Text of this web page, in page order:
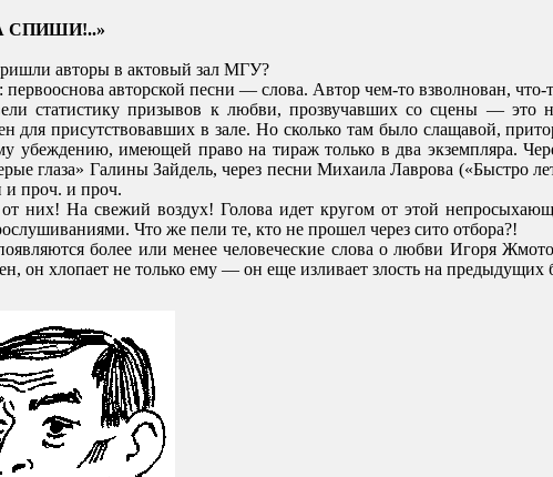
СПИШИ!..»
авторы в актовый зал МГУ?
авторской песни — слова. Автор чем-то взволнован, что-
статистику призывов к любви, прозвучавших со сцены — это
для присутствовавших в зале. Но сколько там было слащавой,
убеждению, имеющей право на тираж только в два экземпляра.
глаза» Галины Зайдель, через песни Михаила Лаврова («Быстро
и проч. и проч.
них! На свежий воздух! Голова идет кругом от этой
Что же пели те, кто не прошел через сито отбора?!
более или менее человеческие слова о любви Игоря
он хлопает не только ему — он еще изливает злость на предыдущих